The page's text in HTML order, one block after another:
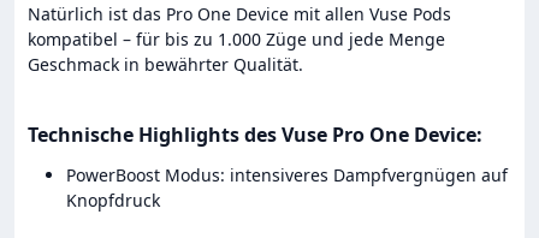
Natürlich ist das Pro One Device mit allen Vuse Pods
kompatibel – für bis zu 1.000 Züge und jede Menge
Geschmack in bewährter Qualität.
Technische Highlights des Vuse Pro One Device:
PowerBoost Modus: intensiveres Dampfvergnügen auf
Knopfdruck